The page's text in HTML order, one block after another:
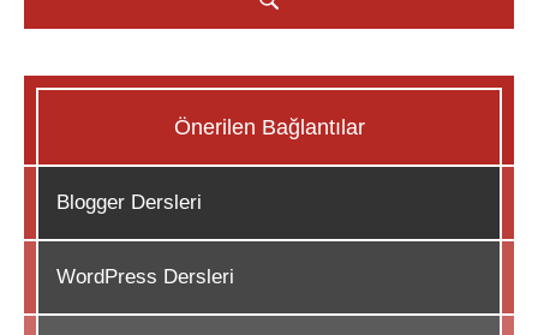
Önerilen Bağlantılar
Blogger Dersleri
WordPress Dersleri